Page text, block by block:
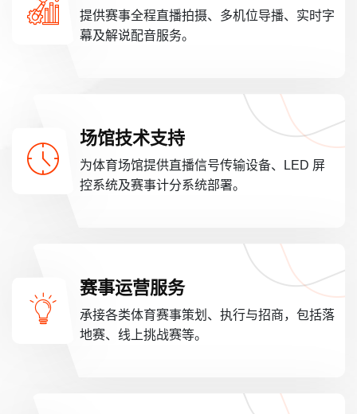
提供赛事全程直播拍摄、多机位导播、实时字
幕及解说配音服务。
场馆技术支持
为体育场馆提供直播信号传输设备、LED 屏
控系统及赛事计分系统部署。
赛事运营服务
承接各类体育赛事策划、执行与招商，包括落
地赛、线上挑战赛等。